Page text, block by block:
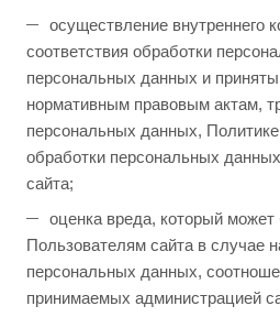
осуществление внутреннего
соответствия обработки
персональных данных и
нормативным правовым актам,
персональных данных,
обработки персональных
сайта;
оценка вреда, который
Пользователям сайта в случае
персональных данных,
принимаемых администрацией